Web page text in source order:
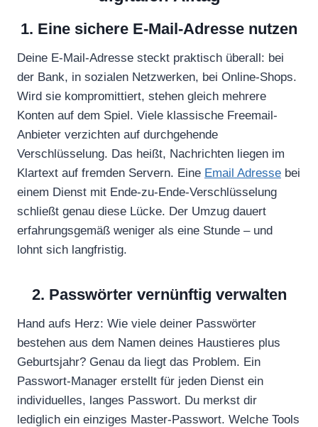
1. Eine sichere E-Mail-Adresse nutzen
Deine E-Mail-Adresse steckt praktisch überall: bei
der Bank, in sozialen Netzwerken, bei Online-Shops.
Wird sie kompromittiert, stehen gleich mehrere
Konten auf dem Spiel. Viele klassische Freemail-
Anbieter verzichten auf durchgehende
Verschlüsselung. Das heißt, Nachrichten liegen im
Klartext auf fremden Servern. Eine Email Adresse bei
einem Dienst mit Ende-zu-Ende-Verschlüsselung
schließt genau diese Lücke. Der Umzug dauert
erfahrungsgemäß weniger als eine Stunde – und
lohnt sich langfristig.
2. Passwörter vernünftig verwalten
Hand aufs Herz: Wie viele deiner Passwörter
bestehen aus dem Namen deines Haustieres plus
Geburtsjahr? Genau da liegt das Problem. Ein
Passwort-Manager erstellt für jeden Dienst ein
individuelles, langes Passwort. Du merkst dir
lediglich ein einziges Master-Passwort. Welche Tools